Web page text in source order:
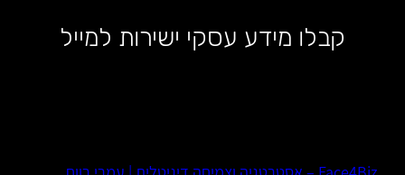
קבלו מידע עסקי ישירות למייל